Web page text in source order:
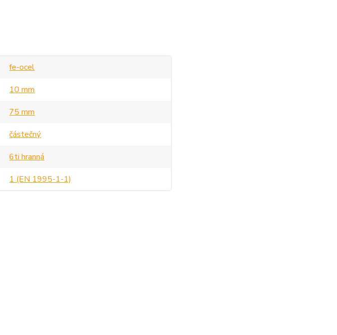
fe-ocel
10 mm
75 mm
částečný
6ti hranná
1 (EN 1995-1-1)